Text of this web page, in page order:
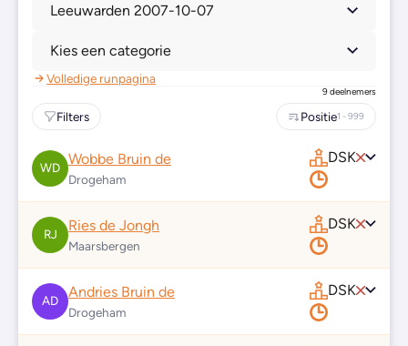
Leeuwarden 2007-10-07
Kies een categorie
Volledige runpagina
9 deelnemers
Filters Positie1 - 999
WD
Wobbe Bruin de
Drogeham
DSK
RJ
Ries de Jongh
Maarsbergen
DSK
AD
Andries Bruin de
Drogeham
DSK